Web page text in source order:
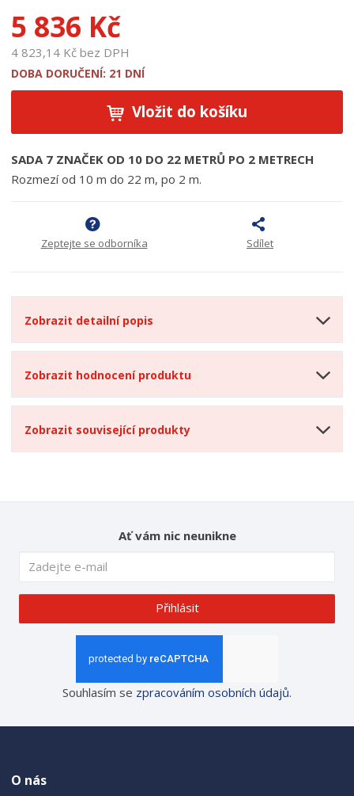
t
u
:
1
7
5 836 Kč
4 823,14 Kč bez DPH
DOBA DORUČENÍ: 21 DNÍ
Vložit do košíku
SADA 7 ZNAČEK OD 10 DO 22 METRŮ PO 2 METRECH
Rozmezí od 10 m do 22 m, po 2 m.
Zeptejte se odborníka Sdílet
Zobrazit detailní popis
Zobrazit hodnocení produktu
Zobrazit související produkty
Ať vám nic neunikne
Přihlásit
Souhlasím se zpracováním osobních údajů.
O nás